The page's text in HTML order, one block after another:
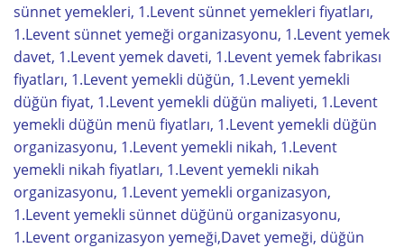
sünnet yemekleri, 1.Levent sünnet yemekleri fiyatları,
1.Levent sünnet yemeği organizasyonu, 1.Levent yemek
davet, 1.Levent yemek daveti, 1.Levent yemek fabrikası
fiyatları, 1.Levent yemekli düğün, 1.Levent yemekli
düğün fiyat, 1.Levent yemekli düğün maliyeti, 1.Levent
yemekli düğün menü fiyatları, 1.Levent yemekli düğün
organizasyonu, 1.Levent yemekli nikah, 1.Levent
yemekli nikah fiyatları, 1.Levent yemekli nikah
organizasyonu, 1.Levent yemekli organizasyon,
1.Levent yemekli sünnet düğünü organizasyonu,
1.Levent organizasyon yemeği,Davet yemeği, düğün